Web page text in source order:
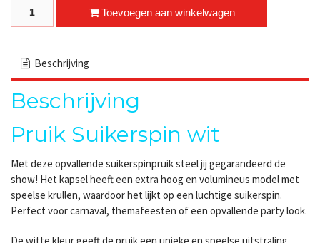
Suikerspinpruik Wit Extra Hoog & Volumineus Webshoptekst quantity
Toevoegen aan winkelwagen
Beschrijving
Beschrijving
Pruik Suikerspin wit
Met deze opvallende suikerspinpruik steel jij gegarandeerd de
show! Het kapsel heeft een extra hoog en volumineus model met
speelse krullen, waardoor het lijkt op een luchtige suikerspin.
Perfect voor carnaval, themafeesten of een opvallende party look.